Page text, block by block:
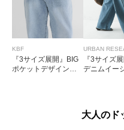
KBF
『3サイズ展開』BIG
ポケットデザインデ
URBAN
『3サイズ
デニムイー
大人のド